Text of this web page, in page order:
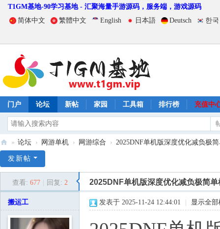
T1GM基地-90学习基地 - 汇聚海量手游源码，服务端，游戏源码
简体中文
繁體中文 English 日本語 Deutsch 한
门户 论坛 新帖 家园 工具箱 排行榜 充值中
1
» 论坛 › 网游单机 › 网游综合 › 2025DNF单机版深度优化减负极
发新帖
查看: 677 回复: 2 2025DNF单机版深度优化减负极简
搬运工 发表于 2025-11-24 12:44:01 显示全